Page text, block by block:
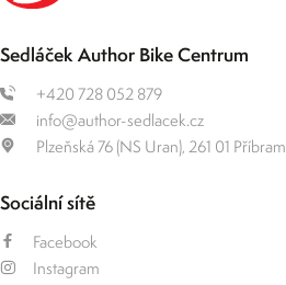
Sedláček Author Bike Centrum
+420 728 052 879
info@author-sedlacek.cz
Plzeňská 76 (NS Uran), 261 01 Příbram
Sociální sítě
Facebook
Instagram